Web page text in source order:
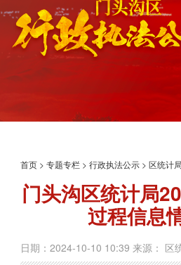
首页 >专题专栏 >行政执法公示 >区统计局
门头沟区统计局
过程信息
日期：2024-10-10 10:39 来源： 区